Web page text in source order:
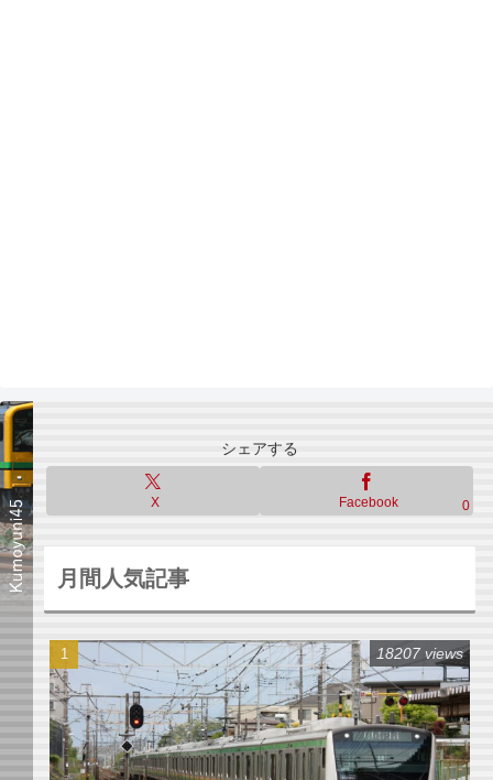
シェアする
X Facebook 0
月間人気記事
18207 views